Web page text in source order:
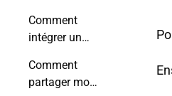
courrier
électronique
Comment
intégrer un
votre
signature
Comment
partager mon